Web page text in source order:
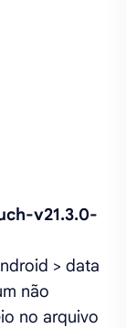
v21.3.0-
> data
não
no arquivo